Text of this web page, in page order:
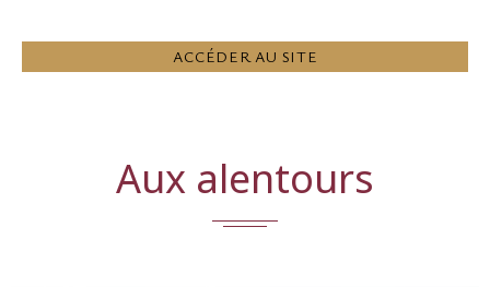
ACCÉDER AU SITE
Aux alentours